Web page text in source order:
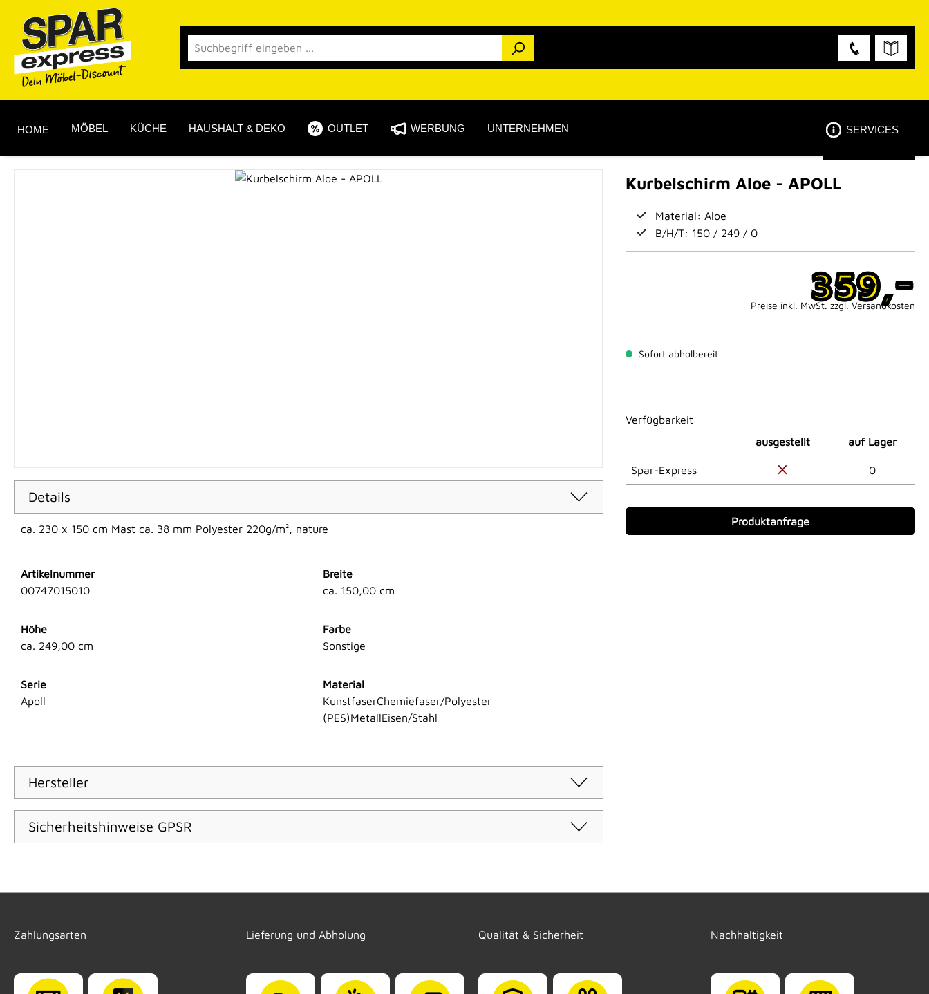
Hauptinhalt springen
Zur Suche springen
Zur Hauptnavigation springen
HOME MÖBEL KÜCHE HAUSHALT & DEKO OUTLET WERBUNG UNTERNEHMEN SERVICES
Kurbelschirm Aloe - APOLL
Material: Aloe
B/H/T: 150 / 249 / 0
359,-
Preise inkl. MwSt. zzgl. Versandkosten
Sofort abholbereit
Verfügbarkeit
ausgestellt
auf Lager
Spar-Express 0
Produktanfrage
Details
ca. 230 x 150 cm Mast ca. 38 mm Polyester 220g/m², nature
Artikelnummer
00747015010
Breite
ca. 150,00 cm
Höhe
ca. 249,00 cm
Farbe
Sonstige
Serie
Apoll
Material
KunstfaserChemiefaser/Polyester
(PES)MetallEisen/Stahl
Hersteller
Sicherheitshinweise GPSR
Zahlungsarten Lieferung und Abholung Qualität & Sicherheit Nachhaltigkeit